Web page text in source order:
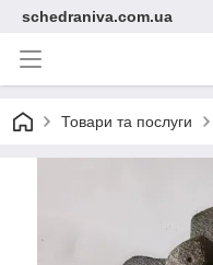
schedraniva.com.ua
Товари та послуги